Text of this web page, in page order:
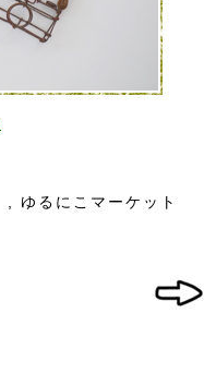
ゆるにこマーケット